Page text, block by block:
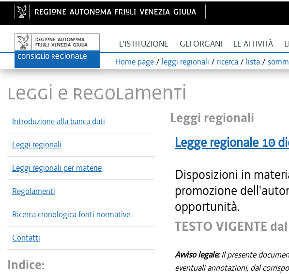
L'ISTITUZIONE GLI ORGANI LE ATTIVITÀ
Home page / leggi regionali / ricerca / lista /
LEGGI E REGOLAMENTI
Introduzione alla banca dati
Leggi regionali
Leggi regionali per materie
Regolamenti
Ricerca cronologica fonti normative
Contatti
Indice:
Leggi regionali
Legge regionale 10
Disposizioni in
promozione
opportunità.
TESTO VIGENTE
Avviso legale:Il presente
eventuali annotazioni, dal